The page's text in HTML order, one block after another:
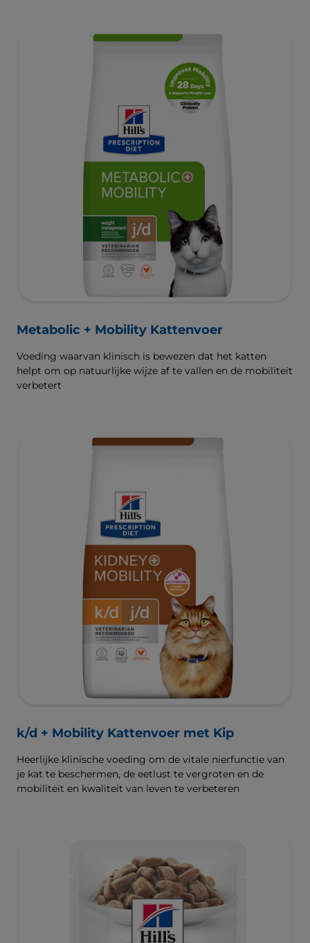
Metabolic + Mobility Kattenvoer
Voeding waarvan klinisch is bewezen dat het katten
helpt om op natuurlijke wijze af te vallen en de mobiliteit
verbetert
k/d + Mobility Kattenvoer met Kip
Heerlijke klinische voeding om de vitale nierfunctie van
je kat te beschermen, de eetlust te vergroten en de
mobiliteit en kwaliteit van leven te verbeteren